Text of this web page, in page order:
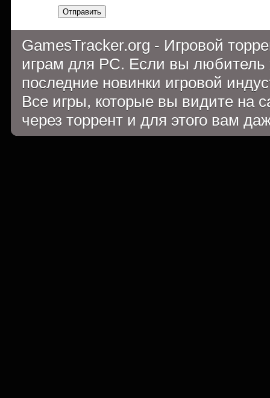
Отправить
GamesTracker.org - Игровой
играм для PC. Если вы
последние новинки игровой
Все игры, которые вы видите на
через торрент и для этого вам